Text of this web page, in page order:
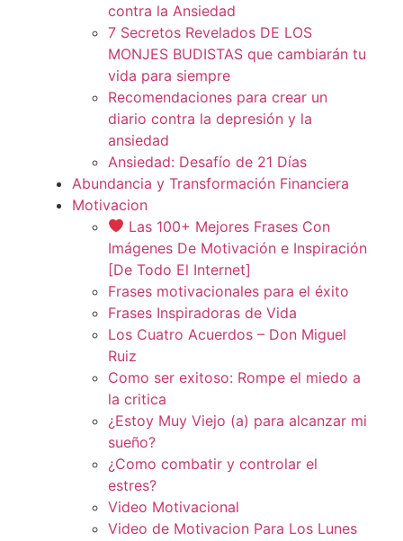
contra la Ansiedad
7 Secretos Revelados DE LOS
MONJES BUDISTAS que cambiarán tu
vida para siempre
Recomendaciones para crear un
diario contra la depresión y la
ansiedad
Ansiedad: Desafío de 21 Días
Abundancia y Transformación Financiera
Motivacion
Las 100+ Mejores Frases Con
Imágenes De Motivación e Inspiración
[De Todo El Internet]
Frases motivacionales para el éxito
Frases Inspiradoras de Vida
Los Cuatro Acuerdos – Don Miguel
Ruiz
Como ser exitoso: Rompe el miedo a
la critica
¿Estoy Muy Viejo (a) para alcanzar mi
sueño?
¿Como combatir y controlar el
estres?
Video Motivacional
Video de Motivacion Para Los Lunes